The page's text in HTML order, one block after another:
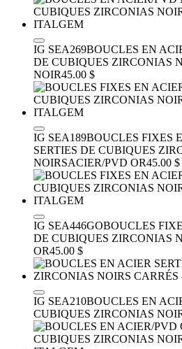
IG SEA269BOUCLES EN
DE CUBIQUES ZIRCONIAS
NOIR45.00 $
IG SEA189BOUCLES FIXES
SERTIES DE CUBIQUES
NOIRSACIER/PVD OR45.00 $
IG SEA446GOBOUCLES
DE CUBIQUES ZIRCONIAS
OR45.00 $
IG SEA210BOUCLES EN
CUBIQUES ZIRCONIAS